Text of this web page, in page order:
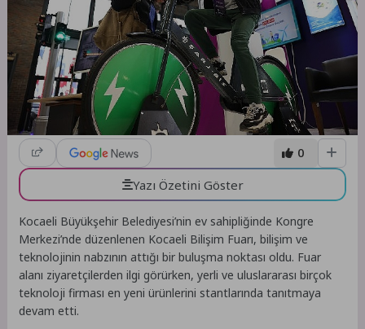
0
Yazı Özetini Göster
Kocaeli Büyükşehir Belediyesi’nin ev sahipliğinde Kongre
Merkezi’nde düzenlenen Kocaeli Bilişim Fuarı, bilişim ve
teknolojinin nabzının attığı bir buluşma noktası oldu. Fuar
alanı ziyaretçilerden ilgi görürken, yerli ve uluslararası birçok
teknoloji firması en yeni ürünlerini stantlarında tanıtmaya
devam etti.